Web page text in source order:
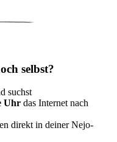
selbst?
suchst
Uhr das Internet nach
direkt in deiner Nejo-